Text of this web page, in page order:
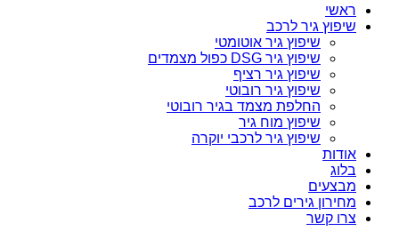
ראשי
שיפוץ גיר לרכב
שיפוץ גיר אוטומטי
שיפוץ גיר DSG כפול מצמדים
שיפוץ גיר רציף
שיפוץ גיר רובוטי
החלפת מצמד בגיר רובוטי
שיפוץ מוח גיר
שיפוץ גיר לרכבי יוקרה
אודות
בלוג
מבצעים
מחירון גירים לרכב
צרו קשר